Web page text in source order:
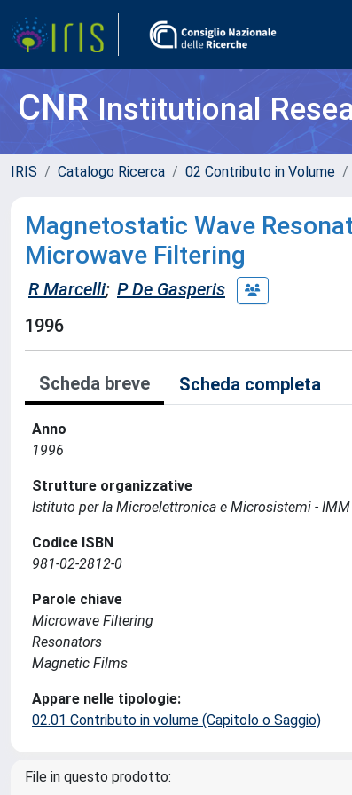
CNRInstitutional
IRIS Catalogo Ricerca 02 Contributo in Volume
Magnetostatic Wave
Microwave Filtering
R Marcelli; P De Gasperis
1996
Scheda breve Scheda completa
Anno
1996
Strutture organizzative
Istituto per la Microelettronica e Microsistemi - IMM
Codice ISBN
981-02-2812-0
Parole chiave
Microwave Filtering
Resonators
Magnetic Films
Appare nelle tipologie:
02.01 Contributo in volume (Capitolo o Saggio)
File in questo prodotto: